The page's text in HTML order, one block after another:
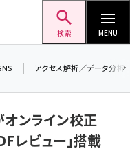
検索 MENU
アクセス解析／データ分析
オンライン校正
レビュー」搭載